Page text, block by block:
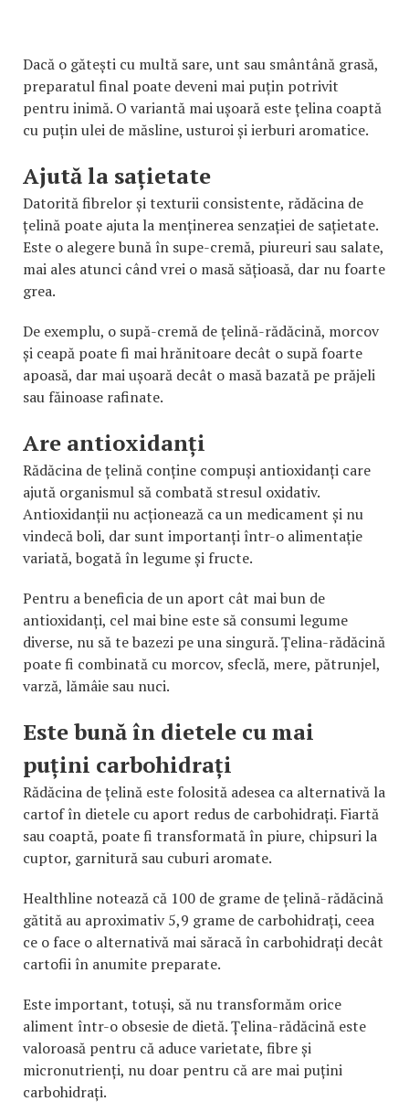
Dacă o gătești cu multă sare, unt sau smântână grasă,
preparatul final poate deveni mai puțin potrivit
pentru inimă. O variantă mai ușoară este țelina coaptă
cu puțin ulei de măsline, usturoi și ierburi aromatice.
Ajută la sațietate
Datorită fibrelor și texturii consistente, rădăcina de
țelină poate ajuta la menținerea senzației de sațietate.
Este o alegere bună în supe-cremă, piureuri sau salate,
mai ales atunci când vrei o masă sățioasă, dar nu foarte
grea.
De exemplu, o supă-cremă de țelină-rădăcină, morcov
și ceapă poate fi mai hrănitoare decât o supă foarte
apoasă, dar mai ușoară decât o masă bazată pe prăjeli
sau făinoase rafinate.
Are antioxidanți
Rădăcina de țelină conține compuși antioxidanți care
ajută organismul să combată stresul oxidativ.
Antioxidanții nu acționează ca un medicament și nu
vindecă boli, dar sunt importanți într-o alimentație
variată, bogată în legume și fructe.
Pentru a beneficia de un aport cât mai bun de
antioxidanți, cel mai bine este să consumi legume
diverse, nu să te bazezi pe una singură. Țelina-rădăcină
poate fi combinată cu morcov, sfeclă, mere, pătrunjel,
varză, lămâie sau nuci.
Este bună în dietele cu mai
puțini carbohidrați
Rădăcina de țelină este folosită adesea ca alternativă la
cartof în dietele cu aport redus de carbohidrați. Fiartă
sau coaptă, poate fi transformată în piure, chipsuri la
cuptor, garnitură sau cuburi aromate.
Healthline notează că 100 de grame de țelină-rădăcină
gătită au aproximativ 5,9 grame de carbohidrați, ceea
ce o face o alternativă mai săracă în carbohidrați decât
cartofii în anumite preparate.
Este important, totuși, să nu transformăm orice
aliment într-o obsesie de dietă. Țelina-rădăcină este
valoroasă pentru că aduce varietate, fibre și
micronutrienți, nu doar pentru că are mai puțini
carbohidrați.